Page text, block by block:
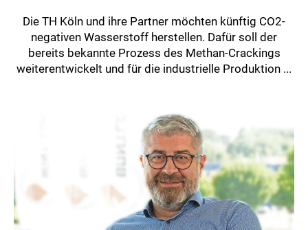
Die TH Köln und ihre Partner möchten künftig CO2-
negativen Wasserstoff herstellen. Dafür soll der
bereits bekannte Prozess des Methan-Crackings
weiterentwickelt und für die industrielle Produktion ...